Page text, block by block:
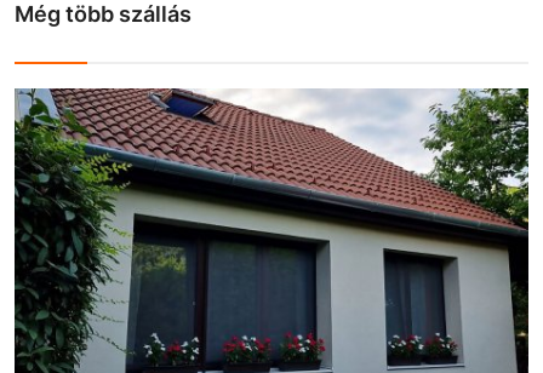
Még több szállás